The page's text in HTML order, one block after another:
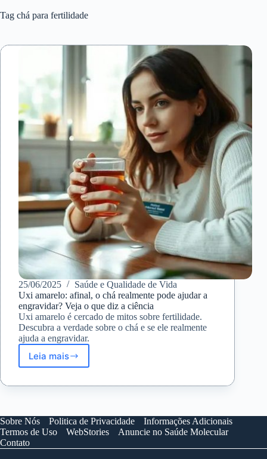
Tag chá para fertilidade
25/06/2025
Saúde e Qualidade de Vida
Uxi amarelo: afinal, o chá realmente pode ajudar a
engravidar? Veja o que diz a ciência
Uxi amarelo é cercado de mitos sobre fertilidade.
Descubra a verdade sobre o chá e se ele realmente
ajuda a engravidar.
Leia mais
Uxi
afinal,
realmente
pode
a
Sobre Nós Politica de Privacidade
Informações Adicionais
Termos de Uso
WebStories
Anuncie no Saúde Molecular
Contato